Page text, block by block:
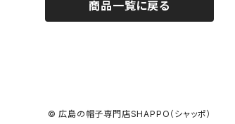
商品一覧に戻る
© 広島の帽子専門店SHAPPO（シャッポ）